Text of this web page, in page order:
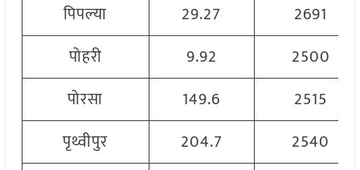
पिपल्या
29.27
2691
पोहरी
9.92
2500
पोरसा
149.6
2515
पृथ्वीपुर
204.7
2540